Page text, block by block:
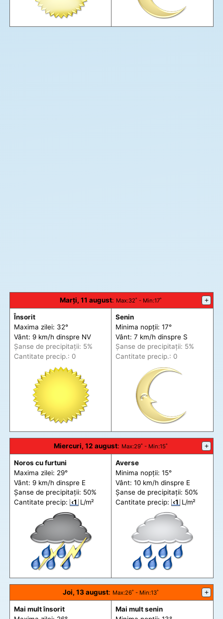
Marți, 11 august: Max:32˚ - Min:17˚ +
Însorit
Maxima zilei: 32°
Vânt: 9 km/h dinspre NV
Șanse de precipitații: 5%
Cantitate precip.: 0
Senin
Minima nopții: 17°
Vânt: 7 km/h dinspre S
Șanse de precipitații: 5%
Cantitate precip.: 0
Miercuri, 12 august: Max:29˚ - Min:15˚ +
Noros cu furtuni
Maxima zilei: 29°
Vânt: 9 km/h dinspre E
Șanse de precipitații: 50%
Cantitate precip: ‹1 L/m²
Averse
Minima nopții: 15°
Vânt: 10 km/h dinspre E
Șanse de precipitații: 50%
Cantitate precip: ‹1 L/m²
Joi, 13 august: Max:26˚ - Min:13˚ +
Mai mult însorit
Mai mult senin